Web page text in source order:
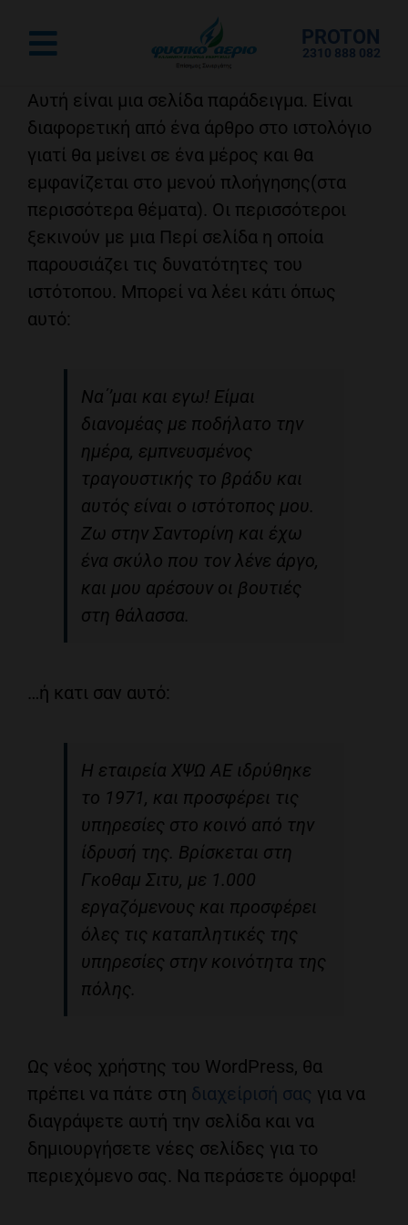
Toggle
Navigation
Αρχική
Ρεύμα για το Σπίτι
Αέριο για το Σπίτι
Επαγγελματικό
PROTON
2310 888 082
Αυτή είναι μια σελίδα παράδειγμα. Είναι
διαφορετική από ένα άρθρο στο ιστολόγιο
γιατί θα μείνει σε ένα μέρος και θα
εμφανίζεται στο μενού πλοήγησης(στα
περισσότερα θέματα). Οι περισσότεροι
ξεκινούν με μια Περί σελίδα η οποία
παρουσιάζει τις δυνατότητες του
ιστότοπου. Μπορεί να λέει κάτι όπως
αυτό:
Να΄’μαι και εγω! Είμαι
διανομέας με ποδήλατο την
ημέρα, εμπνευσμένος
τραγουστικής το βράδυ και
αυτός είναι ο ιστότοπος μου.
Ζω στην Σαντορίνη και έχω
ένα σκύλο που τον λένε άργο,
και μου αρέσουν οι βουτιές
στη θάλασσα.
…ή κατι σαν αυτό:
Η εταιρεία ΧΨΩ ΑΕ ιδρύθηκε
το 1971, και προσφέρει τις
υπηρεσίες στο κοινό από την
ίδρυσή της. Βρίσκεται στη
Γκοθαμ Σιτυ, με 1.000
εργαζόμενους και προσφέρει
όλες τις καταπλητικές της
υπηρεσίες στην κοινότητα της
πόλης.
Ως νέος χρήστης του WordPress, θα
πρέπει να πάτε στη διαχείρισή σας για να
διαγράψετε αυτή την σελίδα και να
δημιουργήσετε νέες σελίδες για το
περιεχόμενο σας. Να περάσετε όμορφα!